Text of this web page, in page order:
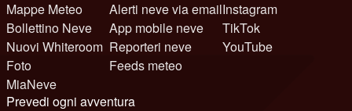
Mappe Meteo
Bollettino Neve
Nuovi Whiteroom
Foto
MiaNeve
Alerti neve via email
App mobile neve
Reporteri neve
Feeds meteo
Instagram
TikTok
YouTube
Prevedi ogni avventura